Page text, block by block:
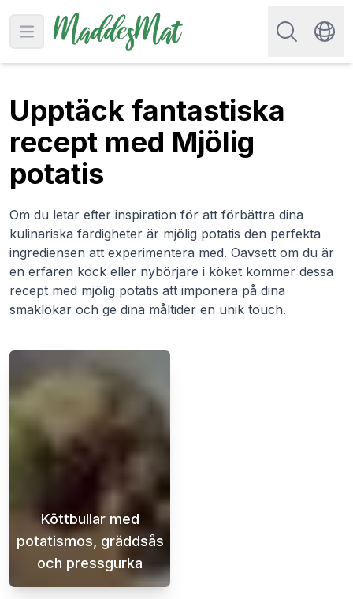
Open main menu
Sök efter
Upptäck fantastiska
recept med Mjölig
potatis
Om du letar efter inspiration för att förbättra dina
kulinariska färdigheter är mjölig potatis den perfekta
ingrediensen att experimentera med. Oavsett om du är
en erfaren kock eller nybörjare i köket kommer dessa
recept med mjölig potatis att imponera på dina
smaklökar och ge dina måltider en unik touch.
Köttbullar med
potatismos, gräddsås
och pressgurka
Köttbullar med potatismos, gräddsås och